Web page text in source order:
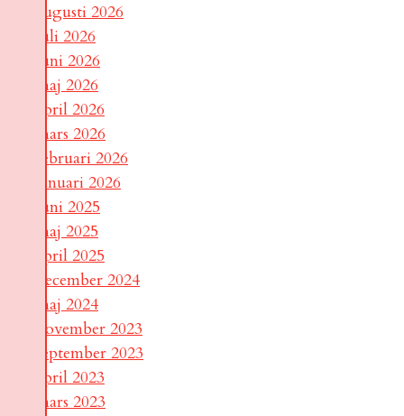
augusti 2026
juli 2026
juni 2026
maj 2026
april 2026
mars 2026
februari 2026
januari 2026
juni 2025
maj 2025
april 2025
december 2024
maj 2024
november 2023
september 2023
april 2023
mars 2023